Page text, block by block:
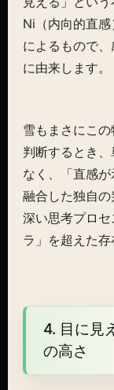
Ni（内向的直
によるもので
に由来します。
雪もまさにこ
判断するとき
なく、「直感
融合した独自
深い思考プロ
ラ」を超えた存
4. 目に見
の高さ